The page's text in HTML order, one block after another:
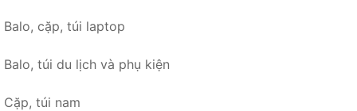
Balo, cặp, túi laptop
Balo, túi du lịch và phụ kiện
Cặp, túi nam